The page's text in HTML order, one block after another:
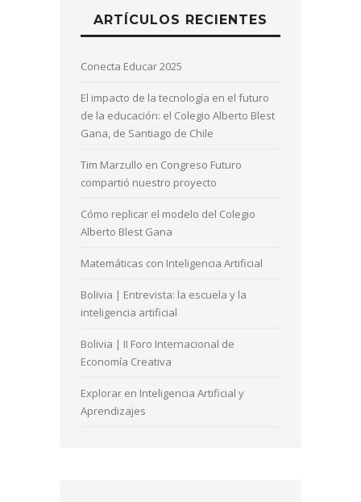
ARTÍCULOS RECIENTES
Conecta Educar 2025
El impacto de la tecnología en el futuro
de la educación: el Colegio Alberto Blest
Gana, de Santiago de Chile
Tim Marzullo en Congreso Futuro
compartió nuestro proyecto
Cómo replicar el modelo del Colegio
Alberto Blest Gana
Matemáticas con Inteligencia Artificial
Bolivia | Entrevista: la escuela y la
inteligencia artificial
Bolivia | II Foro Internacional de
Economía Creativa
Explorar en Inteligencia Artificial y
Aprendizajes